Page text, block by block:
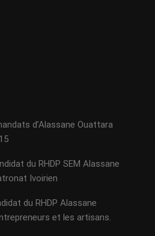
d’Alassane Ouattara
du RHDP SEM Alassane
Ivoirien
du RHDP Alassane
et les artisans.